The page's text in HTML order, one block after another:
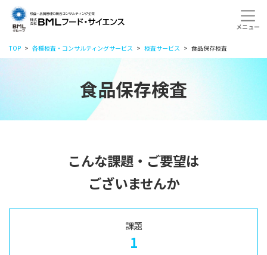
TOP 各種検査・コンサルティングサービス 検査サービス 食品保存検査
食品保存検査
こんな課題・ご要望は
ございませんか
課題
1